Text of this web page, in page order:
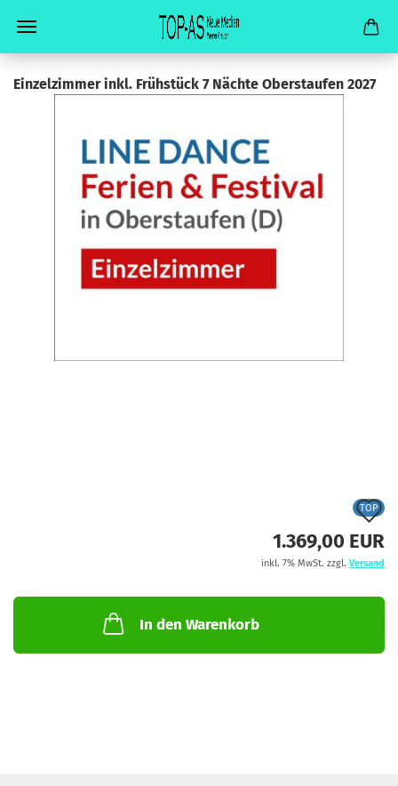
Ein­zel­zim­mer inkl. Früh­stück 7 Näch­te Ober­stau­fen 2027
TOP
1.369,00 EUR
inkl. 7% MwSt. zzgl. Versand
In den Warenkorb